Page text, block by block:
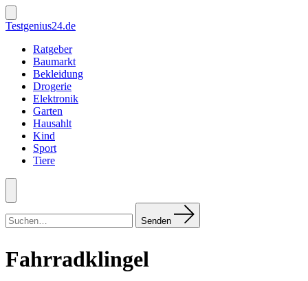
Zum
Inhalt
springen
Suche
ein-/ausblenden
Testgenius24.de
Ratgeber
Baumarkt
Bekleidung
Drogerie
Elektronik
Garten
Hausahlt
Kind
Sport
Tiere
Menü
nach:
Senden
Fahrradklingel